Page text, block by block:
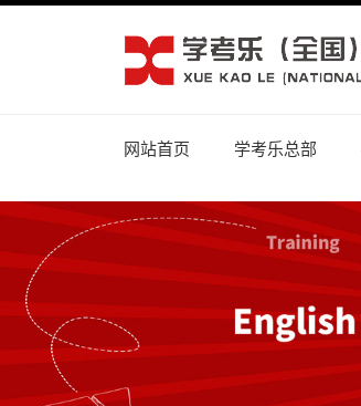
网站首页 学考乐总部